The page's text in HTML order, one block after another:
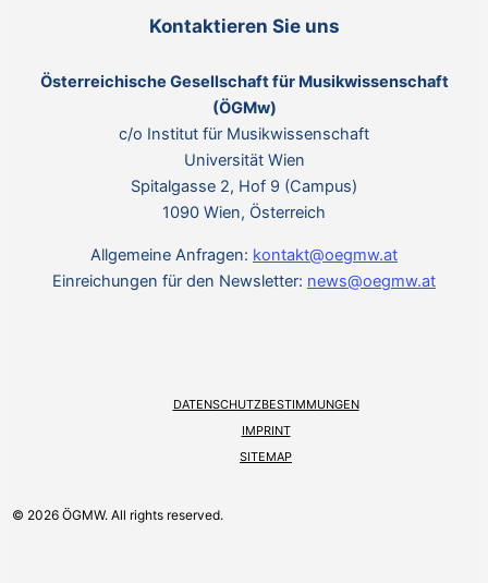
Kontaktieren Sie uns
Österreichische Gesellschaft für Musikwissenschaft
(ÖGMw)
c/o Institut für Musikwissenschaft
Universität Wien
Spitalgasse 2, Hof 9 (Campus)
1090 Wien, Österreich
Allgemeine Anfragen: kontakt@oegmw.at
Einreichungen für den Newsletter: news@oegmw.at
DATENSCHUTZBESTIMMUNGEN
IMPRINT
SITEMAP
© 2026 ÖGMW. All rights reserved.